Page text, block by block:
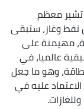
معظم
وغاز، ستبقى
القادمة، مهيمنة على
عالميا، في
وهو ما جعل
عليه في